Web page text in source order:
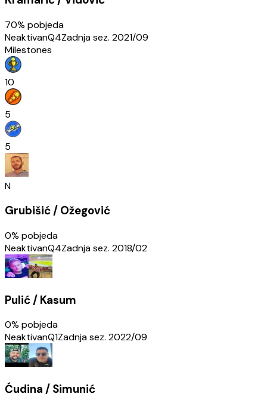
70% pobjeda
NeaktivanQ4Zadnja sez. 2021/09
Milestones
10
5
5
N
Grubišić / Ožegović
0% pobjeda
NeaktivanQ4Zadnja sez. 2018/02
Pulić / Kasum
0% pobjeda
NeaktivanQ1Zadnja sez. 2022/09
Ćudina / Simunić